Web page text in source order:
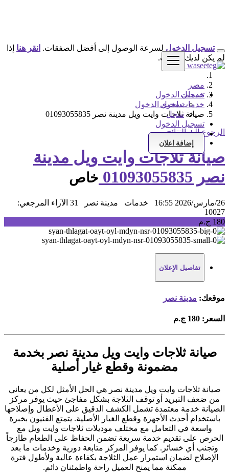
تسجيل الدخول
تسجيل الدخول
سجل
تسجيل الدخول
سجل
إضافة اعلان
تسجيل الدخول لسرعة الوصول إلى أفضل الصفقات. انقر هنا إذا
لم يكن لديك حساب.
مصر
خدمات
خدمات اخرى
صيانة ثلاجات وايت ويل مدينة نصر 01093055835
الرجوع إلى النتائج
صيانة ثلاجات وايت ويل مدينة
نصر 01093055835
خاص
26/مارس/2026 16:55 خدمات مدينة نصر 31 الآراء
المرجعي:
10027
180 ج.م
تفاصيل الإعلان
موقعك: مدينة نصر
السعر: 180 ج.م
صيانة ثلاجات وايت ويل مدينة نصر بخدمة
مضمونة وقطع غيار أصلية
صيانة ثلاجات وايت ويل مدينة نصر هي الحل الأمثل لكل من يعاني
من ضعف التبريد أو توقف الثلاجة بشكل مفاجئ حيث يوفر مركز
الصيانة خدمة معتمدة تشمل الكشف الدقيق على الأعطال وإصلاحها
باستخدام أحدث الأجهزة وقطع الغيار الأصلية. يتمتع الفنيون بخبرة
واسعة في التعامل مع مختلف موديلات ثلاجات وايت ويل مع
الحرص على تقديم خدمة سريعة تضمن الحفاظ على الطعام طازجاً
وتجنب أي خسائر. كما يوفر المركز متابعة دورية وخدمات ما بعد
الإصلاح لضمان استمرار عمل الثلاجة بكفاءة عالية ولأطول فترة
ممكنة مما يمنح العميل راحة واطمئنان دائم.